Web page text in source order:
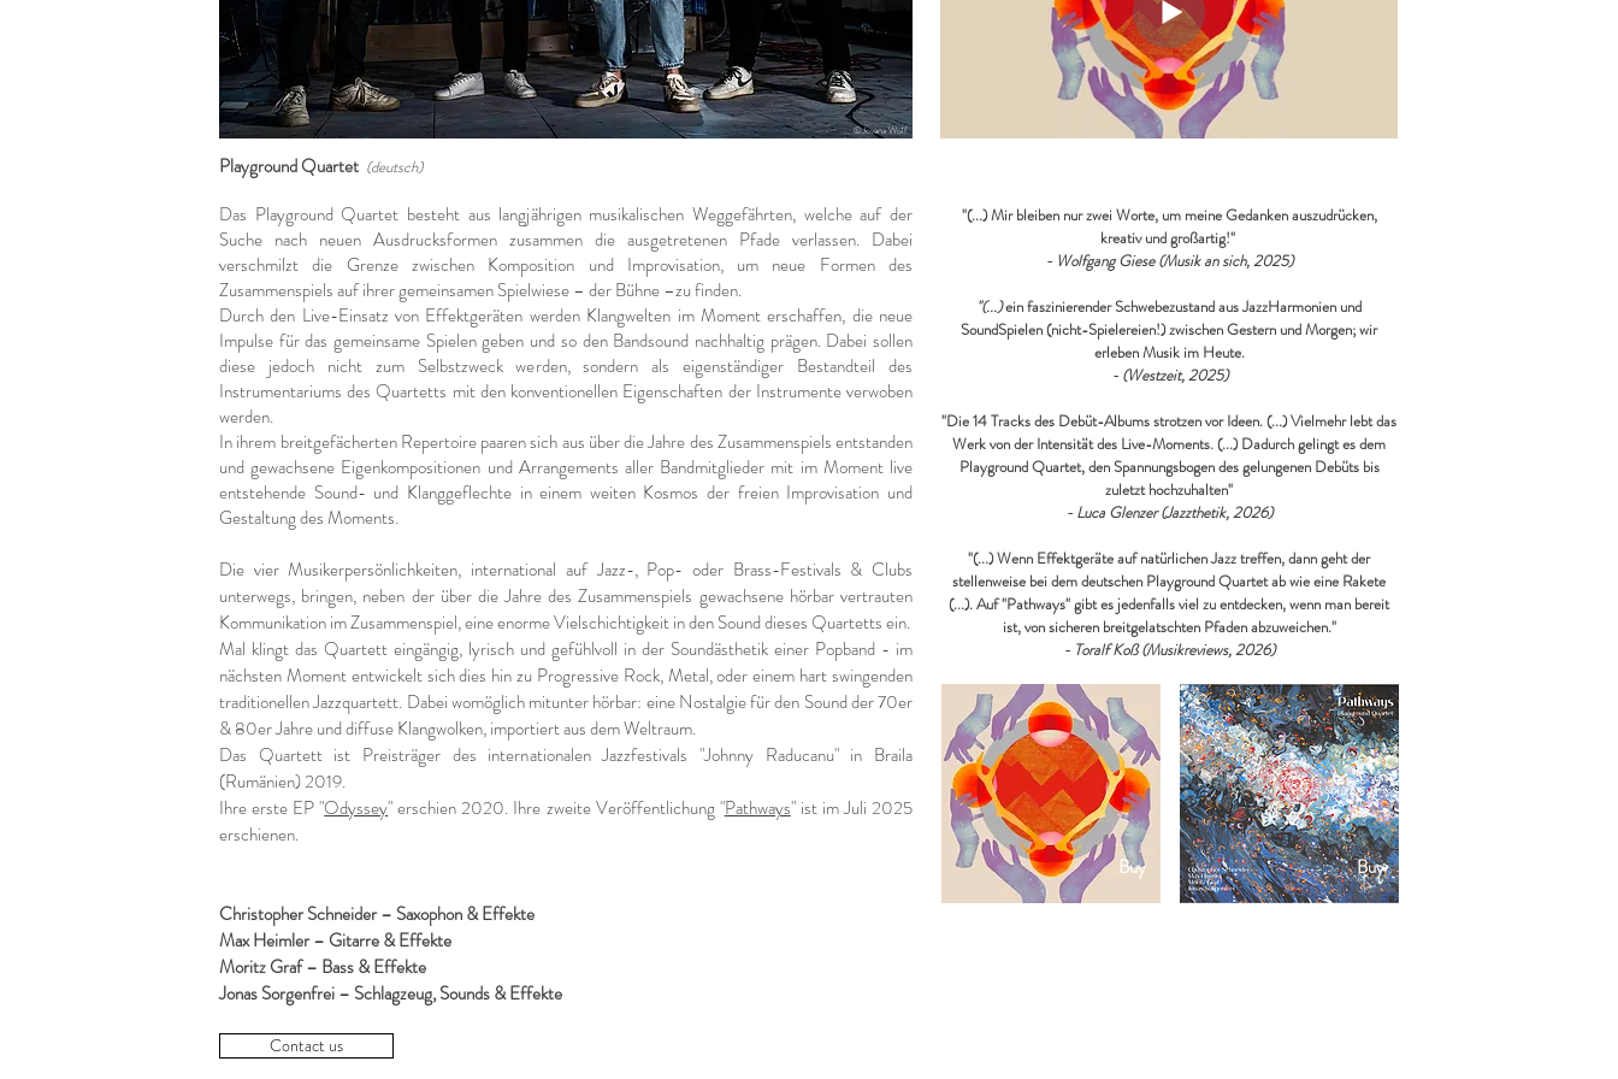
©Jovana Wolf
Playground Quartet (deutsch)
Das Playground Quartet besteht aus langjährigen musikalischen Weggefährten, welche auf der
Suche nach neuen Ausdrucksformen zusammen die ausgetretenen Pfade verlassen. Dabei
verschmilzt die Grenze zwischen Komposition und Improvisation, um neue Formen des
Zusammenspielsauf ihrer gemeinsamen Spielwiese – der Bühne –zu finden.
Durch den Live-Einsatz von Effektgeräten werden Klangwelten im Moment erschaffen, die neue
Impulse für das gemeinsame Spielen geben und so den Bandsound nachhaltig prägen. Dabei sollen
diese jedoch nicht zum Selbstzweck werden, sondern als eigenständiger Bestandteil des
Instrumentariums des Quartetts mit den konventionellen Eigenschaften der Instrumente verwoben
werden.
In ihrem breitgefächerten Repertoire paaren sich aus über die Jahre des Zusammenspiels entstanden
und gewachsene Eigenkompositionen und Arrangements aller Bandmitglieder mit im Moment live
entstehende Sound- und Klanggeflechte in einem weiten Kosmos der freien Improvisation und
Gestaltung des Moments.
Die vier Musikerpersönlichkeiten, international auf Jazz-, Pop- oder Brass-Festivals & Clubs
unterwegs, bringen, neben der über die Jahre des Zusammenspiels gewachsene hörbar vertrauten
Kommunikation im Zusammenspiel, eine enorme Vielschichtigkeit inden Sound dieses Quartetts ein.
Mal klingt das Quartett eingängig, lyrisch und gefühlvoll in der Soundästhetik einer Popband - im
nächsten Moment entwickelt sich dies hin zu Progressive Rock, Metal, oder einem hart swingenden
traditionellen Jazzquartett. Dabei womöglich mitunter hörbar: eine Nostalgie für den Sound der 70er
& 80er Jahre und diffuse Klangwolken, importiert aus dem Weltraum.
Das Quartett ist Preisträger des internationalen Jazzfestivals "Johnny Raducanu" in Braila
(Rumänien) 2019.
Ihre erste EP "Odyssey" erschien 2020. Ihre zweite Veröffentlichung "Pathways" ist im Juli 2025
erschienen.
Christopher Schneider – Saxophon & Effekte
Max Heimler – Gitarre & Effekte
Moritz Graf – Bass & Effekte
Jonas Sorgenfrei – Schlagzeug, Sounds & Effekte
"(...) Mir bleiben nur zwei Worte, um meine Gedanken auszudrücken,
kreativ und großartig!"
- Wolfgang Giese (Musik an sich, 2025)
"(...)ein faszinierender Schwebezustand aus JazzHarmonien und
SoundSpielen (nicht-Spielereien!) zwischen Gestern und Morgen; wir
erleben Musik im Heute.
- (Westzeit, 2025)
"Die 14 Tracks des Debüt-Albums strotzen vor Ideen. (...) Vielmehr lebt das
Werk von der Intensität des Live-Moments. (...) Dadurch gelingt es dem
Playground Quartet, den Spannungsbogen des gelungenen Debüts bis
zuletzt hochzuhalten"
- Luca Glenzer (Jazzthetik, 2026)
"(...) Wenn Effektgeräte auf natürlichen Jazz treffen, dann geht der
stellenweise bei dem deutschen Playground Quartet ab wie eine Rakete
(...). Auf "Pathways" gibt es jedenfalls viel zu entdecken, wenn man bereit
ist, von sicheren breitgelatschten Pfaden abzuweichen."
- Toralf Koß (Musikreviews, 2026)
Buy Buy
Contact us